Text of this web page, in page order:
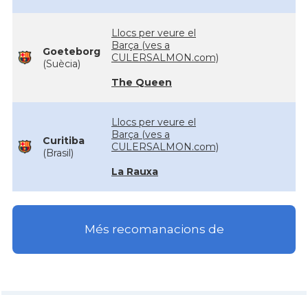
Goeteborg
(Suècia)
Llocs per veure el
Barça (ves a
CULERSALMON.com)
The Queen
Curitiba
(Brasil)
Llocs per veure el
Barça (ves a
CULERSALMON.com)
La Rauxa
Més recomanacions de